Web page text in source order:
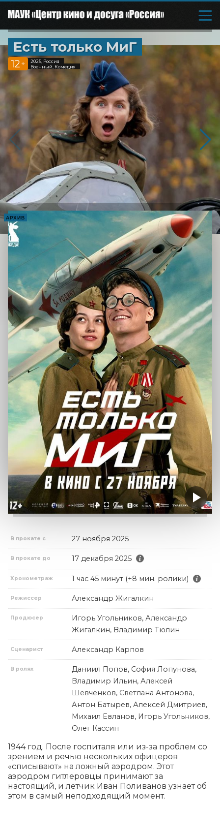
Есть только МиГ
12 +
2025, Россия
Военный, Комедия
АРХИВ
В прокате с 27 ноября 2025
В прокате до 17 декабря 2025
Хронометраж 1 час 45 минут (+8 мин. ролики)
Режиссер Александр Жигалкин
Продюсер
Игорь Угольников, Александр
Жигалкин, Владимир Тюлин
Сценарист Александр Карпов
В ролях
Даниил Попов, София Лопунова,
Владимир Ильин, Алексей
Шевченков, Светлана Антонова,
Антон Батырев, Алексей Дмитриев,
Михаил Евланов, Игорь Угольников,
Олег Кассин
1944 год. После госпиталя или из-за проблем со
зрением и речью нескольких офицеров
«списывают» на ложный аэродром. Этот
аэродром гитлеровцы принимают за
настоящий, и летчик Иван Поливанов узнает об
этом в самый неподходящий момент.